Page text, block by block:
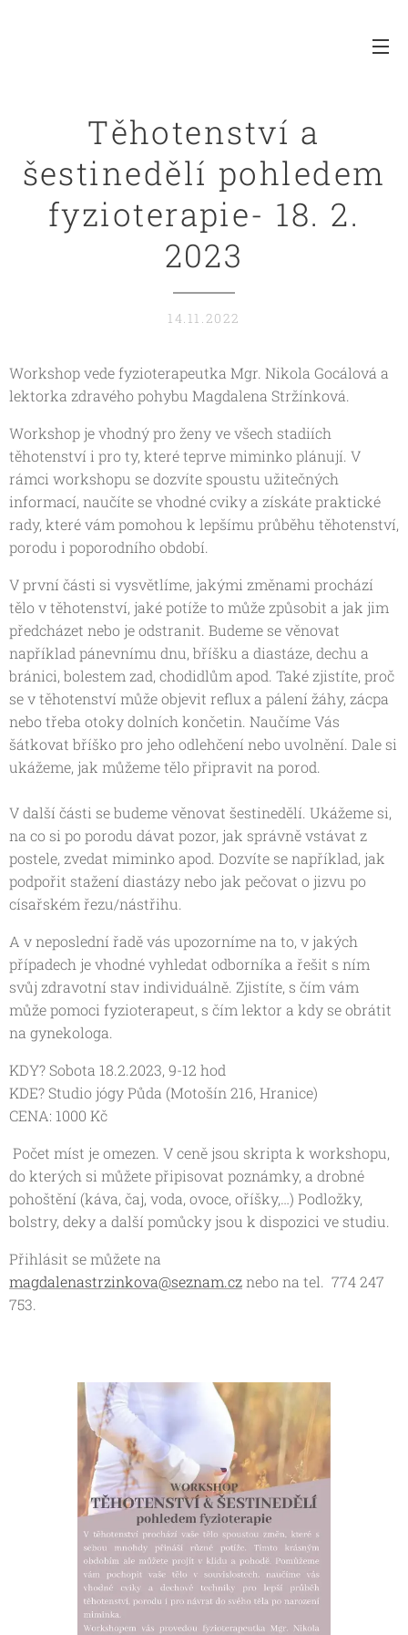
Těhotenství a
šestinedělí pohledem
fyzioterapie- 18. 2.
2023
14.11.2022
Workshop vede fyzioterapeutka Mgr. Nikola Gocálová a
lektorka zdravého pohybu Magdalena Stržínková.
Workshop je vhodný pro ženy ve všech stadiích
těhotenství i pro ty, které teprve miminko plánují. V
rámci workshopu se dozvíte spoustu užitečných
informací, naučíte se vhodné cviky a získáte praktické
rady, které vám pomohou k lepšímu průběhu těhotenství,
porodu i poporodního období.
V první části si vysvětlíme, jakými změnami prochází
tělo v těhotenství, jaké potíže to může způsobit a jak jim
předcházet nebo je odstranit. Budeme se věnovat
například pánevnímu dnu, bříšku a diastáze, dechu a
bránici, bolestem zad, chodidlům apod. Také zjistíte, proč
se v těhotenství může objevit reflux a pálení žáhy, zácpa
nebo třeba otoky dolních končetin. Naučíme Vás
šátkovat bříško pro jeho odlehčení nebo uvolnění. Dale si
ukážeme, jak můžeme tělo připravit na porod.
V další části se budeme věnovat šestinedělí. Ukážeme si,
na co si po porodu dávat pozor, jak správně vstávat z
postele, zvedat miminko apod. Dozvíte se například, jak
podpořit stažení diastázy nebo jak pečovat o jizvu po
císařském řezu/nástřihu.
A v neposlední řadě vás upozorníme na to, v jakých
případech je vhodné vyhledat odborníka a řešit s ním
svůj zdravotní stav individuálně. Zjistíte, s čím vám
může pomoci fyzioterapeut, s čím lektor a kdy se obrátit
na gynekologa.
KDY? Sobota 18.2.2023, 9-12 hod
KDE? Studio jógy Půda (Motošín 216, Hranice)
CENA: 1000 Kč
Počet míst je omezen. V ceně jsou skripta k workshopu,
do kterých si můžete připisovat poznámky, a drobné
pohoštění (káva, čaj, voda, ovoce, oříšky,…) Podložky,
bolstry, deky a další pomůcky jsou k dispozici ve studiu.
Přihlásit se můžete na
magdalenastrzinkova@seznam.cznebo na tel. 774 247
753.